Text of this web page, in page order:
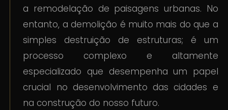
a remodelação de paisagens urbanas. No
entanto, a demolição é muito mais do que a
simples destruição de estruturas; é um
processo complexo e altamente
especializado que desempenha um papel
crucial no desenvolvimento das cidades e
na construção do nosso futuro.